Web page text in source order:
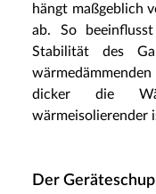
hängt maßgeblich
ab. So
Stabilität des
dicker die
wärmeisolierender
Der